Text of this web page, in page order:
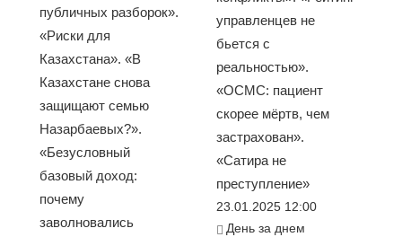
публичных разборок».
«Риски для
Казахстана». «В
Казахстане снова
защищают семью
Назарбаевых?».
«Безусловный
базовый доход:
почему
заволновались
управленцев не
бьется с
реальностью».
«ОСМС: пациент
скорее мёртв, чем
застрахован».
«Сатира не
преступление»
23.01.2025 12:00
День за днем